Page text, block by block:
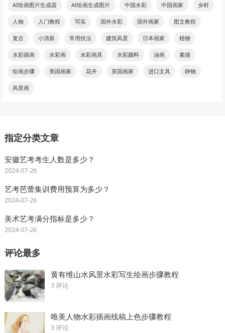
AI绘画图片生成器 AI绘画生成图片 中国水彩 中国画家 乡村
人物 入门教程 写实 国外水彩 国外画家 图文教程
复古 小清新 常用技法 建筑风景 日本画家 植物
水彩插画 水彩画 水彩画具 水彩颜料 油画 素描
绘画步骤 美国画家 花卉 英国画家 进口文具 静物
风景画
指定分类文章
安徽艺考考生人数是多少？
2024-07-26
艺考芭蕾集训费用预算为多少？
2024-07-26
美术艺考满分指标是多少？
2024-07-26
评论最多
黄有维山水风景水彩写生绘画步骤教程
3 评论
唯美人物水彩插画线稿上色步骤教程
3 评论